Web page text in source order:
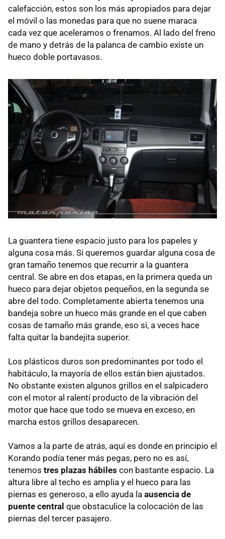
calefacción, estos son los más apropiados para dejar
el móvil o las monedas para que no suene maraca
cada vez que aceleramos o frenamos. Al lado del freno
de mano y detrás de la palanca de cambio existe un
hueco doble portavasos.
La guantera tiene espacio justo para los papeles y
alguna cosa más. Si queremos guardar alguna cosa de
gran tamaño tenemos que recurrir a la guantera
central. Se abre en dos etapas, en la primera queda un
hueco para dejar objetos pequeños, en la segunda se
abre del todo. Completamente abierta tenemos una
bandeja sobre un hueco más grande en el que caben
cosas de tamaño más grande, eso si, a veces hace
falta quitar la bandejita superior.
Los plásticos duros son predominantes por todo el
habitáculo, la mayoría de ellos están bien ajustados.
No obstante existen algunos grillos en el salpicadero
con el motor al ralentí producto de la vibración del
motor que hace que todo se mueva en exceso, en
marcha estos grillos desaparecen.
Vamos a la parte de atrás, aquí es donde en principio el
Korando podía tener más pegas, pero no es así,
tenemos tres plazas hábiles con bastante espacio. La
altura libre al techo es amplia y el hueco para las
piernas es generoso, a ello ayuda la ausencia de
puente central que obstaculice la colocación de las
piernas del tercer pasajero.